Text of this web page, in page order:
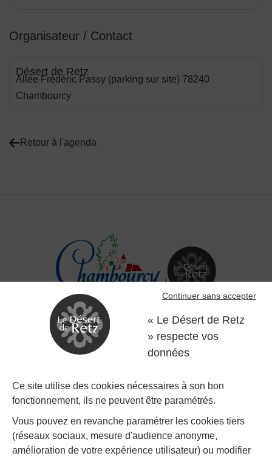
Organisateur / Contact
Désert de Retz
Allée Frédéric Passy (parking sur site) 78240
Chambourcy
Retour à l'agenda
Désert de Retz
01 39 22 31 31 Nous contacter
Restons connectés
Continuer sans accepter
« Le Désert de Retz
» respecte vos
données
Ce site utilise des cookies nécessaires à son bon
fonctionnement, ils ne peuvent être paramétrés.
Vous pouvez en revanche paramétrer les cookies tiers
(réseaux sociaux, mesure d'audience anonyme,
amélioration de votre expérience utilisateur) ou modifier